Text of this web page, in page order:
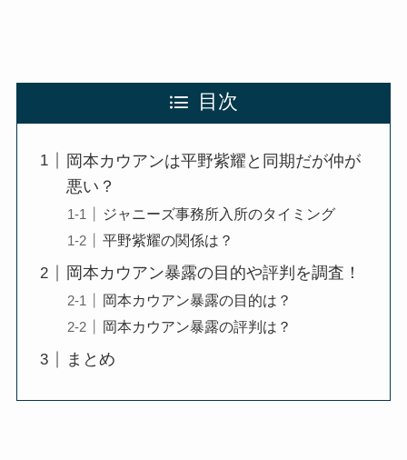
目次
岡本カウアンは平野紫耀と同期だが仲が
悪い？
ジャニーズ事務所入所のタイミング
平野紫耀の関係は？
岡本カウアン暴露の目的や評判を調査！
岡本カウアン暴露の目的は？
岡本カウアン暴露の評判は？
まとめ